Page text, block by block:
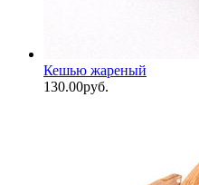
Кешью жареный
130.00руб.